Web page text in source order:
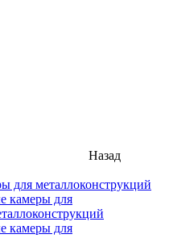
Назад
для металлоконструкций
камеры для
камеры для